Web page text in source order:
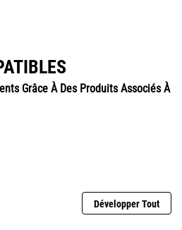
Grâce À Des Produits Associés À
Développer Tout